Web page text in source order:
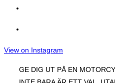
View on Instagram
GE DIG UT PÅ EN